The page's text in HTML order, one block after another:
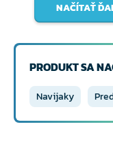
NAČÍTAŤ
PRODUKT SA
Navijaky